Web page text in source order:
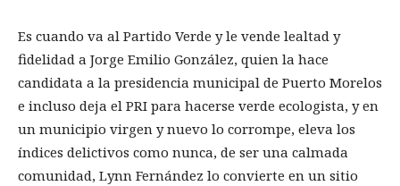
Es cuando va al Partido Verde y le vende lealtad y
fidelidad a Jorge Emilio González, quien la hace
candidata a la presidencia municipal de Puerto Morelos
e incluso deja el PRI para hacerse verde ecologista, y en
un municipio virgen y nuevo lo corrompe, eleva los
índices delictivos como nunca, de ser una calmada
comunidad, Lynn Fernández lo convierte en un sitio